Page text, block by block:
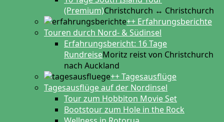
(Premium)Christchurch ↔ Christchurch
++ Erfahrungsberichte
Touren durch Nord- & Südinsel
Erfahrungsbericht: 16 Tage
RundreiseMoritz reist von Christchurch
nach Auckland
++ Tagesausflüge
Tagesausflüge auf der Nordinsel
Tour zum Hobbiton Movie Set
Bootstour zum Hole in the Rock